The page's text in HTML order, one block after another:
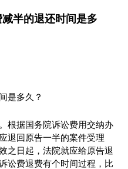
半的退还时间是多
是多久？
根据国务院诉讼费用交纳办
退回原告一半的案件受理
之日起，法院就应给原告退
讼费退费有个时间过程，比